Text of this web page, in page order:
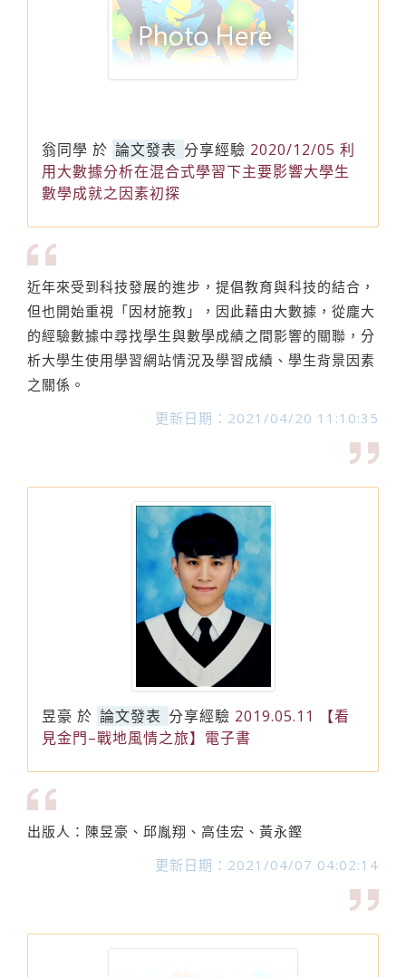
翁同學 於 論文發表 分享經驗 2020/12/05 利
用大數據分析在混合式學習下主要影響大學生
數學成就之因素初探
近年來受到科技發展的進步，提倡教育與科技的結合，
但也開始重視「因材施教」，因此藉由大數據，從龐大
的經驗數據中尋找學生與數學成績之間影響的關聯，分
析大學生使用學習網站情況及學習成績、學生背景因素
之關係。
更新日期：2021/04/20 11:10:35
昱豪 於 論文發表 分享經驗 2019.05.11 【看
見金門–戰地風情之旅】電子書
出版人：陳昱豪、邱胤翔、高佳宏、黃永鏗
更新日期：2021/04/07 04:02:14